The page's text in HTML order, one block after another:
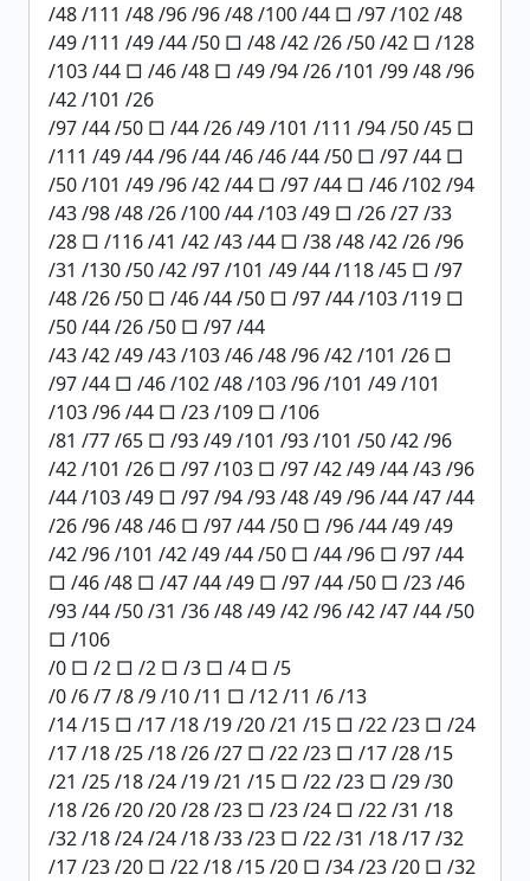
/48 /111 /48 /96 /96 /48 /100 /44 □ /97 /102 /48
/49 /111 /49 /44 /50 □ /48 /42 /26 /50 /42 □ /128
/103 /44 □ /46 /48 □ /49 /94 /26 /101 /99 /48 /96
/42 /101 /26
/97 /44 /50 □ /44 /26 /49 /101 /111 /94 /50 /45 □
/111 /49 /44 /96 /44 /46 /46 /44 /50 □ /97 /44 □
/50 /101 /49 /96 /42 /44 □ /97 /44 □ /46 /102 /94
/43 /98 /48 /26 /100 /44 /103 /49 □ /26 /27 /33
/28 □ /116 /41 /42 /43 /44 □ /38 /48 /42 /26 /96
/31 /130 /50 /42 /97 /101 /49 /44 /118 /45 □ /97
/48 /26 /50 □ /46 /44 /50 □ /97 /44 /103 /119 □
/50 /44 /26 /50 □ /97 /44
/43 /42 /49 /43 /103 /46 /48 /96 /42 /101 /26 □
/97 /44 □ /46 /102 /48 /103 /96 /101 /49 /101
/103 /96 /44 □ /23 /109 □ /106
/81 /77 /65 □ /93 /49 /101 /93 /101 /50 /42 /96
/42 /101 /26 □ /97 /103 □ /97 /42 /49 /44 /43 /96
/44 /103 /49 □ /97 /94 /93 /48 /49 /96 /44 /47 /44
/26 /96 /48 /46 □ /97 /44 /50 □ /96 /44 /49 /49
/42 /96 /101 /42 /49 /44 /50 □ /44 /96 □ /97 /44
□ /46 /48 □ /47 /44 /49 □ /97 /44 /50 □ /23 /46
/93 /44 /50 /31 /36 /48 /49 /42 /96 /42 /47 /44 /50
□ /106
/0 □ /2 □ /2 □ /3 □ /4 □ /5
/0 /6 /7 /8 /9 /10 /11 □ /12 /11 /6 /13
/14 /15 □ /17 /18 /19 /20 /21 /15 □ /22 /23 □ /24
/17 /18 /25 /18 /26 /27 □ /22 /23 □ /17 /28 /15
/21 /25 /18 /24 /19 /21 /15 □ /22 /23 □ /29 /30
/18 /26 /20 /20 /28 /23 □ /23 /24 □ /22 /31 /18
/32 /18 /24 /24 /18 /33 /23 □ /22 /31 /18 /17 /32
/17 /23 /20 □ /22 /18 /15 /20 □ /34 /23 /20 □ /32